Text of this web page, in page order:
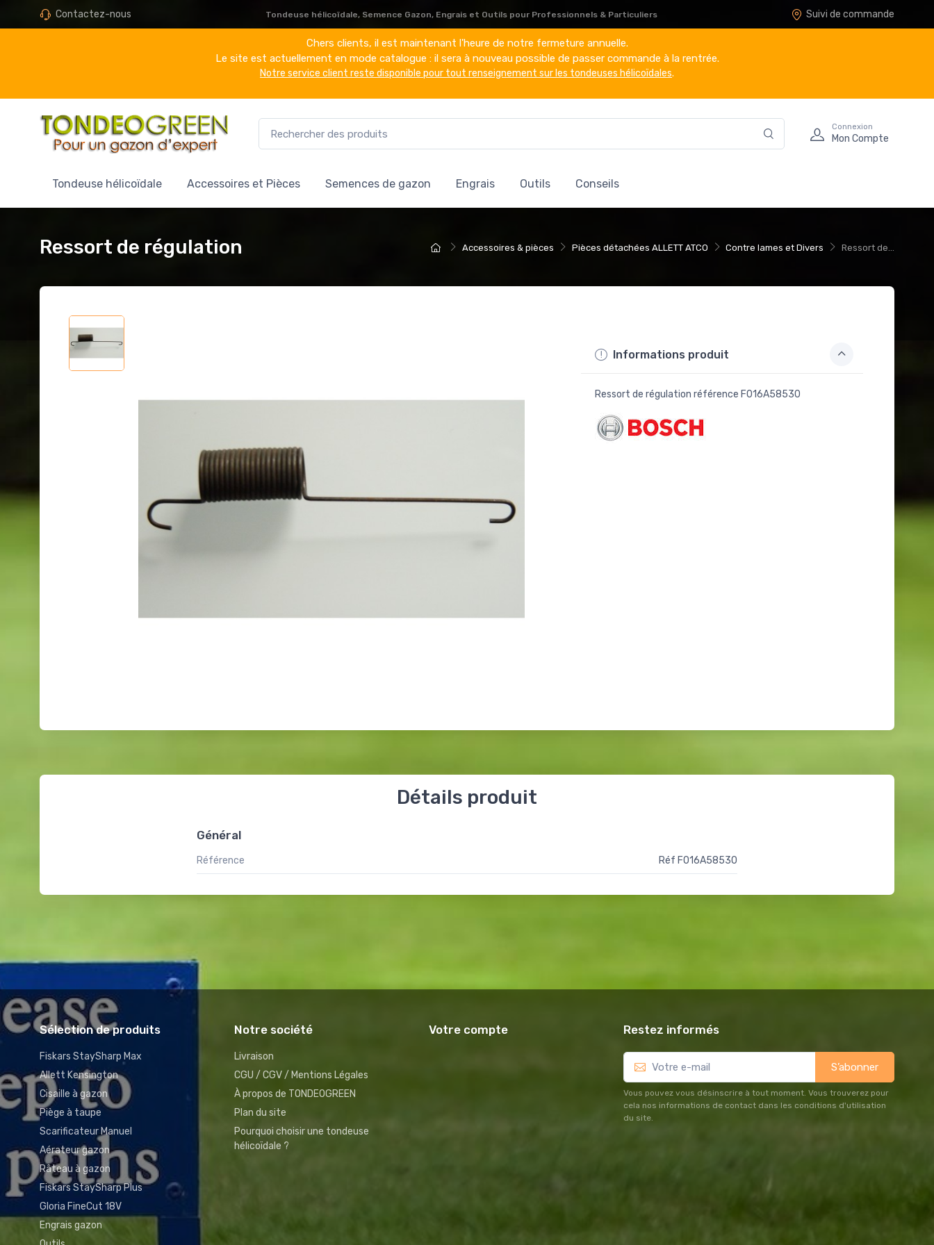
Contactez-nous Tondeuse hélicoïdale, Semence Gazon, Engrais et Outils pour Professionnels & Particuliers Suivi de commande
Chers clients, il est maintenant l'heure de notre fermeture annuelle.
Le site est actuellement en mode catalogue : il sera à nouveau possible de passer commande à la rentrée.
Notre service client reste disponible pour tout renseignement sur les tondeuses hélicoïdales.
Connexion
Mon Compte
Tondeuse hélicoïdale Accessoires et Pièces Semences de gazon Engrais Outils Conseils
Accessoires & pièces Pièces détachées ALLETT ATCO Contre lames et Divers Ressort de...
Ressort de régulation
Informations produit
Ressort de régulation référence F016A58530
Détails produit
Général
Référence Réf F016A58530
Sélection de produits
Fiskars StaySharp Max
Allett Kensington
Cisaille à gazon
Piège à taupe
Scarificateur Manuel
Aérateur gazon
Râteau à gazon
Fiskars StaySharp Plus
Gloria FineCut 18V
Engrais gazon
Notre société
Livraison
CGU / CGV / Mentions Légales
À propos de TONDEOGREEN
Plan du site
Pourquoi choisir une tondeuse
hélicoïdale ?
Votre compte Restez informés
S’abonner
Vous pouvez vous désinscrire à tout moment. Vous trouverez pour
cela nos informations de contact dans les conditions d'utilisation
du site.